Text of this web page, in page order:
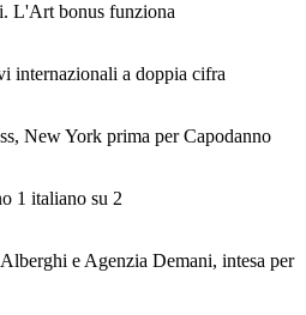
L'Art bonus funziona
internazionali a doppia cifra
New York prima per Capodanno
1 italiano su 2
e Agenzia Demani, intesa per